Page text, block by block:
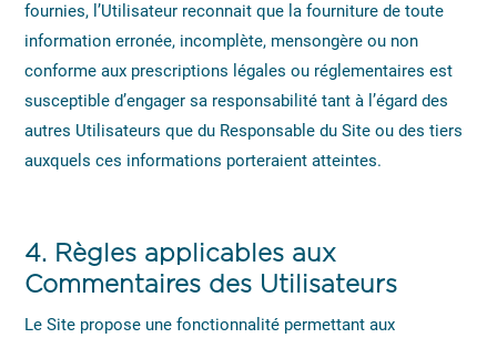
fournies, l’Utilisateur reconnait que la fourniture de toute
information erronée, incomplète, mensongère ou non
conforme aux prescriptions légales ou réglementaires est
susceptible d’engager sa responsabilité tant à l’égard des
autres Utilisateurs que du Responsable du Site ou des tiers
auxquels ces informations porteraient atteintes.
4. Règles applicables aux
Commentaires des Utilisateurs
Le Site propose une fonctionnalité permettant aux